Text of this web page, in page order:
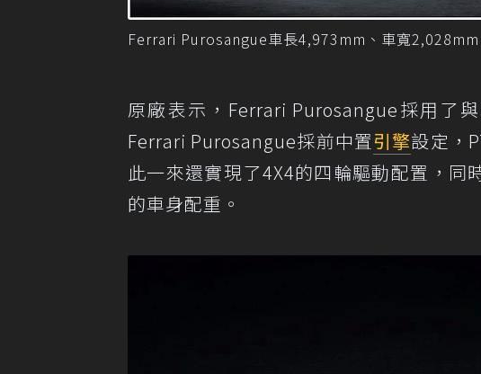
Ferrari Purosangue車長4,973mm、車寬
原廠表示，Ferrari Purosangue採用了
Ferrari Purosangue採前中置引擎設定，
此一來還實現了4X4的四輪驅動配置，同
的車身配重。